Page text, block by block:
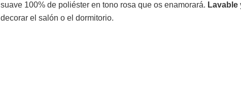
suave 100% de poliéster en tono rosa que os enamorará. Lavable
decorar el salón o el dormitorio.